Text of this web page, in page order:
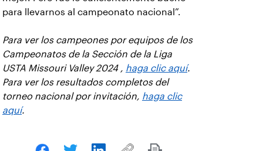
para llevarnos al campeonato nacional”.
Para ver los campeones por equipos de los
Campeonatos de la Sección de la Liga
USTA Missouri Valley 2024 , haga clic aquí.
Para ver los resultados completos del
torneo nacional por invitación, haga clic
aquí.